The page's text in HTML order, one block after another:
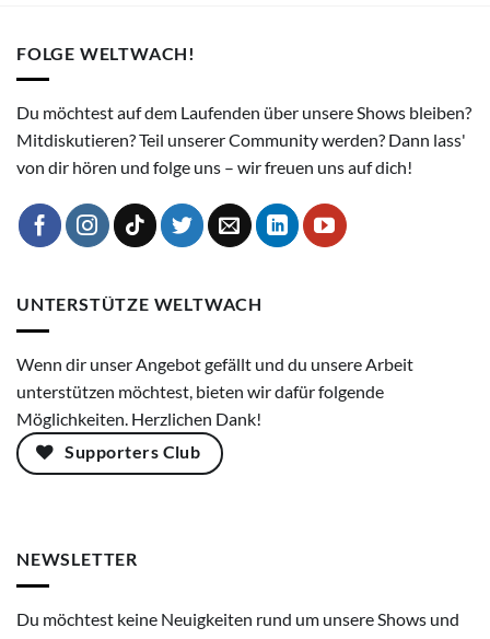
FOLGE WELTWACH!
Du möchtest auf dem Laufenden über unsere Shows bleiben?
Mitdiskutieren? Teil unserer Community werden? Dann lass'
von dir hören und folge uns – wir freuen uns auf dich!
UNTERSTÜTZE WELTWACH
Wenn dir unser Angebot gefällt und du unsere Arbeit
unterstützen möchtest, bieten wir dafür folgende
Möglichkeiten. Herzlichen Dank!
Supporters Club
NEWSLETTER
Du möchtest keine Neuigkeiten rund um unsere Shows und